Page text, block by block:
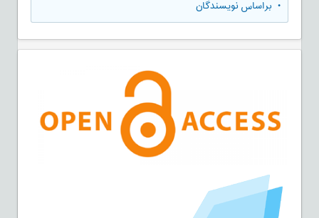
• براساس نویسندگان